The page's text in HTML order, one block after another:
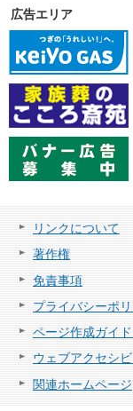
広告エリア
リンクについて
著作権
免責事項
プライバシーポ
ページ作成ガイ
ウェブアクセシ
関連ホームページ